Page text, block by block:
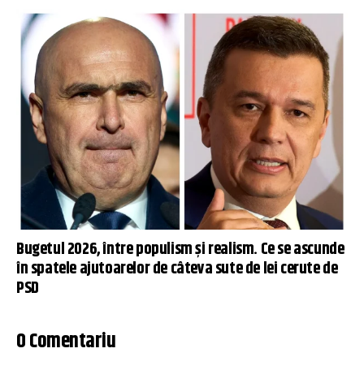
Bugetul 2026, între populism și realism. Ce se ascunde
în spatele ajutoarelor de câteva sute de lei cerute de
PSD
0 Comentariu